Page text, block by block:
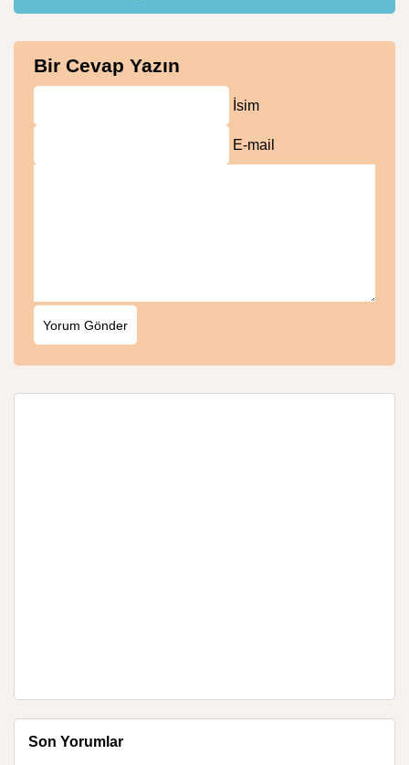
Bir Cevap Yazın
İsim
E-mail
Son Yorumlar